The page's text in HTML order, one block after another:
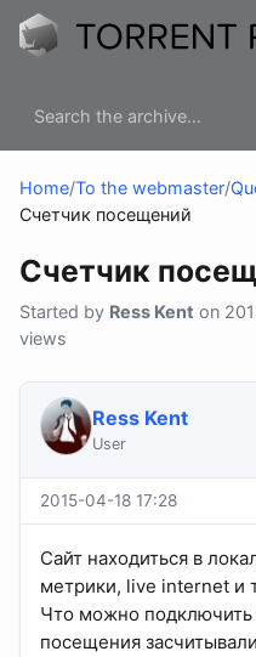
Home/To the webmaster/
Счетчик посещений
Счетчик
Started by Ress Kent on
views
Ress Kent
User
2015-04-18 17:28
Сайт находиться в
метрики, live internet и
Что можно подключить
посещения